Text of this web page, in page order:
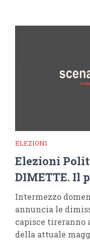
ELEZIONI
Elezioni
DIMETTE. Il
Intermezzo
annuncia le
capisce tireranno
della attuale